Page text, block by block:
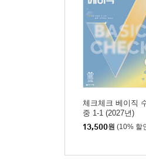
체크체크 베이직
중 1-1 (2027년)
13,500원 (10% 할